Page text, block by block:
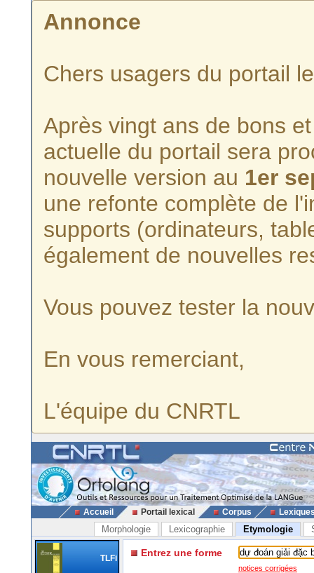
Annonce
Chers usagers du portail
Après vingt ans de bons
actuelle du portail sera
nouvelle version au 1er
une refonte complète de
supports (ordinateurs,
également de nouvelles
Vous pouvez tester la
En vous remerciant,
L'équipe du CNRTL
Accueil Portail lexical Corpus
Morphologie Lexicographie Etymologie
TLFi Entrez une forme
notices corrigées